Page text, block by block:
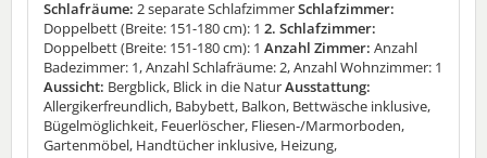
Schlafräume: 2 separate SchlafzimmerSchlafzimmer:
Doppelbett (Breite: 151-180 cm): 1 2. Schlafzimmer:
Doppelbett (Breite: 151-180 cm): 1 Anzahl Zimmer: Anzahl
Badezimmer: 1, Anzahl Schlafräume: 2, Anzahl Wohnzimmer: 1
Aussicht: Bergblick, Blick in die NaturAusstattung:
Allergikerfreundlich, Babybett, Balkon, Bettwäsche inklusive,
Bügelmöglichkeit, Feuerlöscher, Fliesen-/Marmorboden,
Gartenmöbel, Handtücher inklusive, Heizung,